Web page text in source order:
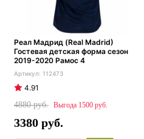
Реал Мадрид (Real Madrid)
Гостевая детская форма сезон
2019-2020 Рамос 4
112473
4.91
4880
1500
3380